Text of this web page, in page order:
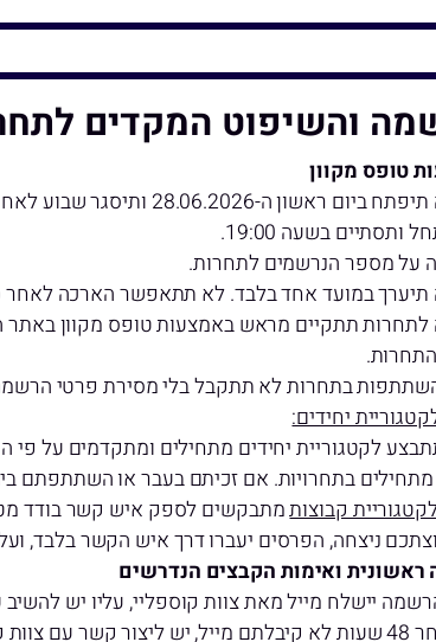
והשיפוט המקדים
טופס מקוון
28.06.2026 ותיסגר שבוע לאחר מכן, ביום ראשון ה- 05.07.2026.
בשעה 19:00.
על מספר הנרשמים לתחרות.
במועד אחד בלבד. לא תתאפשר הארכה לאחר
תתקיים מראש באמצעות טופס מקוון באתר
בתחרות לא תתקבל בלי מסירת פרטי
יחידים:
לקטגוריית יחידים מתחילים ומתקדמים על פי
אם זכיתם בעבר או השתתפתם ביותר מ-4 תחרויות אמא"י, צוות קוספליי רשאי להעביר
קבוצותמתבקשים לספק איש קשר בודד
ניצחה, הפרסים יעברו דרך איש הקשר בלבד,
ואימות הקבצים הנדרשים
יישלח מייל מאת צוות קוספליי, עליו יש
קוספליי.